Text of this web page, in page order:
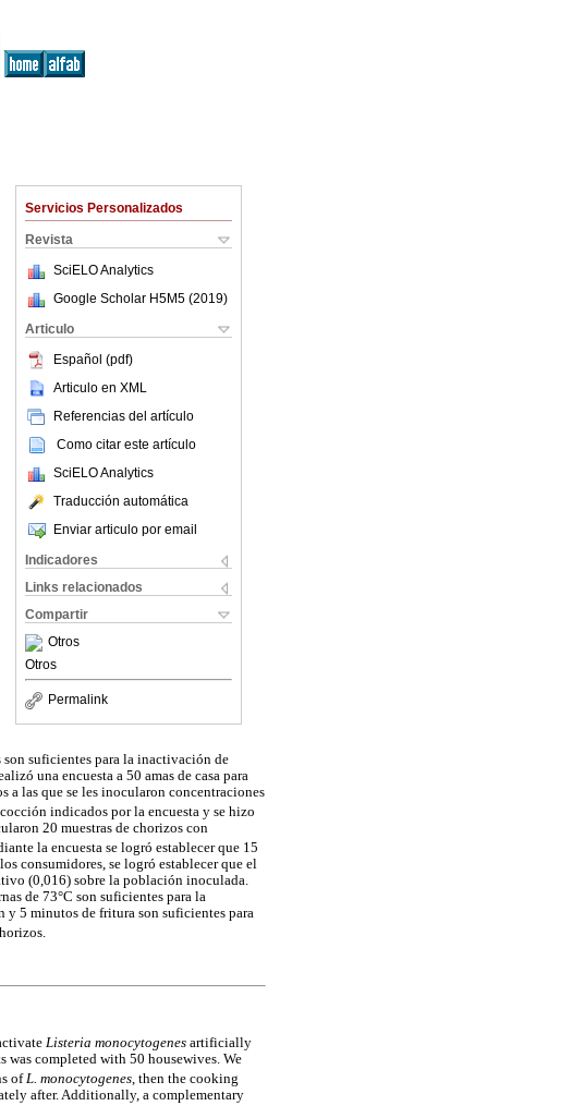
Servicios Personalizados
Revista
SciELO Analytics
Google Scholar H5M5 (2019)
Articulo
Español (pdf)
Articulo en XML
Referencias del artículo
Como citar este artículo
SciELO Analytics
Traducción automática
Enviar articulo por email
Indicadores
Links relacionados
Compartir
Otros
Otros
Permalink
suficientes para la inactivación de
una encuesta a 50 amas de casa para
a las que se les inocularon concentraciones
indicados por la encuesta y se hizo
20 muestras de chorizos con
la encuesta se logró establecer que 15
consumidores, se logró establecer que el
(0,016) sobre la población inoculada.
de 73°C son suficientes para la
y 5 minutos de fritura son suficientes para
Listeria monocytogenes artificially
was completed with 50 housewives. We
ofL. monocytogenes, then the cooking
after. Additionally, a complementary